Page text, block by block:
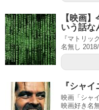
【映画
いう話な
『マトリッ
名無し
『シャ
映画「シャ
映画好き名